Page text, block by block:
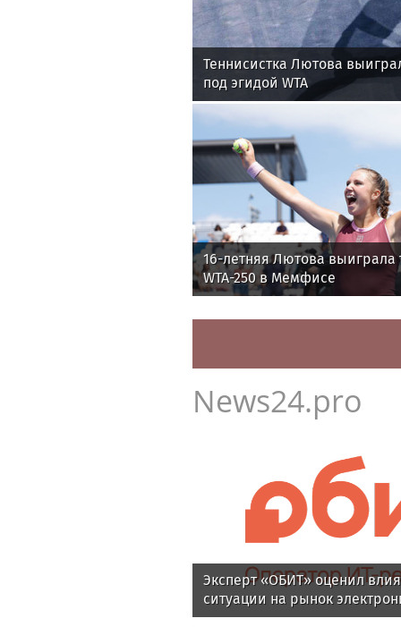
Спорт
News.tennis
Теннисистка Лютова
под эгидой WTA
16-летняя Лютова выиграла
WTA-250 в Мемфисе